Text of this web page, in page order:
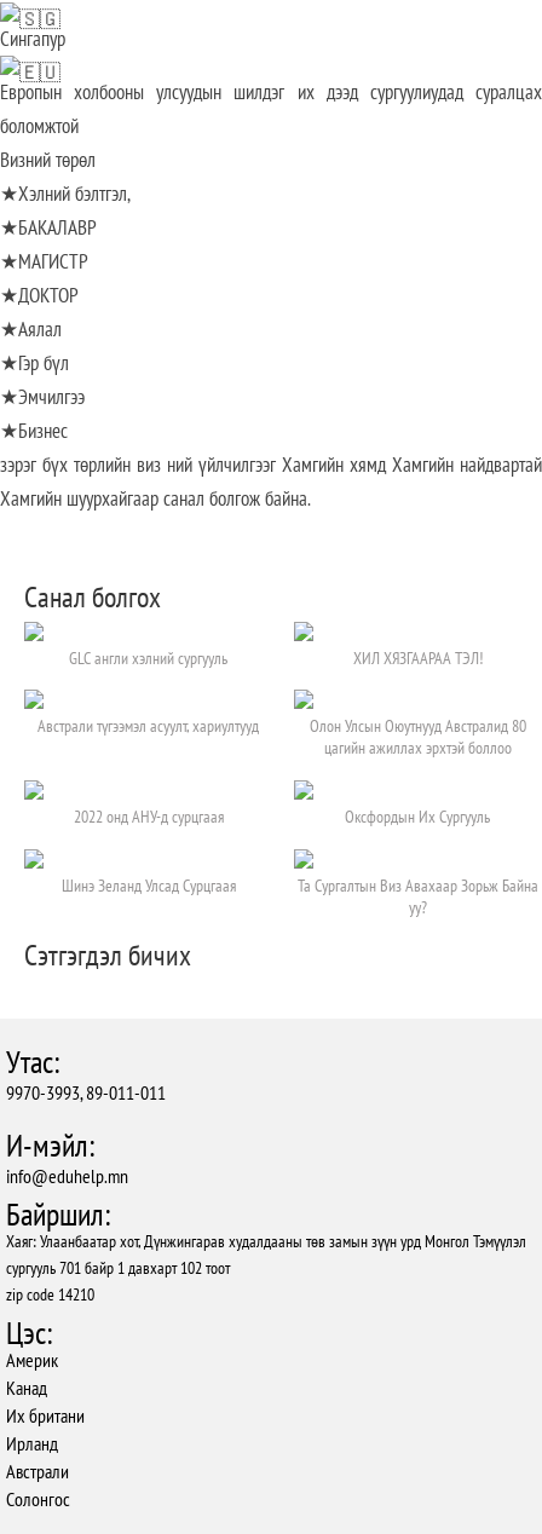
Сингапур
Европын холбооны улсуудын шилдэг их дээд сургуулиудад суралцах
боломжтой
Визний төрөл
★Хэлний бэлтгэл,
★БАКАЛАВР
★МАГИСТР
★ДОКТОР
★Аялал
★Гэр бүл
★Эмчилгээ
★Бизнес
зэрэг бүх төрлийн виз ний үйлчилгээг Хамгийн хямд Хамгийн найдвартай
Хамгийн шуурхайгаар санал болгож байна.
Санал болгох
GLC англи хэлний сургууль ХИЛ ХЯЗГААРАА ТЭЛ!
Австрали түгээмэл асуулт, хариултууд
Олон Улсын Оюутнууд Австралид 80
цагийн ажиллах эрхтэй боллоо
2022 онд АНУ-д сурцгаая Оксфордын Их Сургууль
Шинэ Зеланд Улсад Сурцгаая
Та Сургалтын Виз Авахаар Зорьж Байна
уу?
Сэтгэгдэл бичих
Утас:
9970-3993, 89-011-011
И-мэйл:
info@eduhelp.mn
Байршил:
Хаяг: Улаанбаатар хот, Дүнжингарав худалдааны төв замын зүүн урд Монгол Тэмүүлэл
сургууль 701 байр 1 давхарт 102 тоот
zip code 14210
Цэс:
Америк
Канад
Их британи
Ирланд
Австрали
Солонгос